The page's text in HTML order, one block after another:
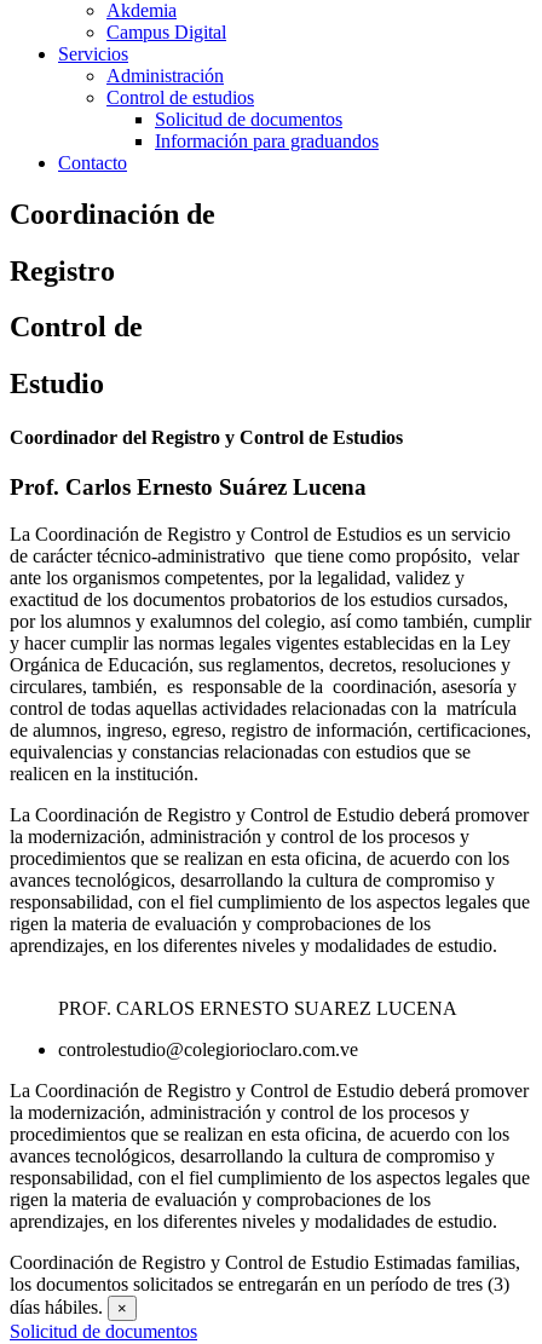
Akdemia
Campus Digital
Servicios
Administración
Control de estudios
Solicitud de documentos
Información para graduandos
Contacto
Coordinación de
Registro
Control de
Estudio
Coordinador del Registro y Control de Estudios
Prof. Carlos Ernesto Suárez Lucena
La Coordinación de Registro y Control de Estudios es un servicio
de carácter técnico-administrativo que tiene como propósito, velar
ante los organismos competentes, por la legalidad, validez y
exactitud de los documentos probatorios de los estudios cursados,
por los alumnos y exalumnos del colegio, así como también, cumplir
y hacer cumplir las normas legales vigentes establecidas en la Ley
Orgánica de Educación, sus reglamentos, decretos, resoluciones y
circulares, también, es responsable de la coordinación, asesoría y
control de todas aquellas actividades relacionadas con la matrícula
de alumnos, ingreso, egreso, registro de información, certificaciones,
equivalencias y constancias relacionadas con estudios que se
realicen en la institución.
La Coordinación de Registro y Control de Estudio deberá promover
la modernización, administración y control de los procesos y
procedimientos que se realizan en esta oficina, de acuerdo con los
avances tecnológicos, desarrollando la cultura de compromiso y
responsabilidad, con el fiel cumplimiento de los aspectos legales que
rigen la materia de evaluación y comprobaciones de los
aprendizajes, en los diferentes niveles y modalidades de estudio.
PROF. CARLOS ERNESTO SUAREZ LUCENA
controlestudio@colegiorioclaro.com.ve
La Coordinación de Registro y Control de Estudio deberá promover
la modernización, administración y control de los procesos y
procedimientos que se realizan en esta oficina, de acuerdo con los
avances tecnológicos, desarrollando la cultura de compromiso y
responsabilidad, con el fiel cumplimiento de los aspectos legales que
rigen la materia de evaluación y comprobaciones de los
aprendizajes, en los diferentes niveles y modalidades de estudio.
Coordinación de Registro y Control de Estudio Estimadas familias,
los documentos solicitados se entregarán en un período de tres (3)
días hábiles.
×
Solicitud de documentos